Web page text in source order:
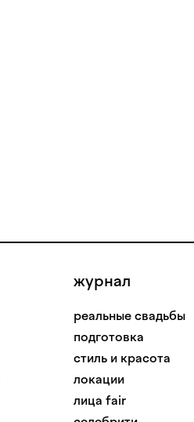
журнал
реальные свадьбы
подготовка
стиль и красота
локации
лица fair